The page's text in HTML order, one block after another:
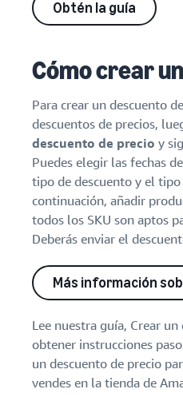
Obtén la guía
Cómo crear
Para crear un descuento
descuentos de precios,
descuento de precio y
Puedes elegir las fechas
tipo de descuento y el
continuación, añadir
todos los SKU son aptos
Deberás enviar el
Más información
Lee nuestra guía, Crear
obtener instrucciones
un descuento de precio
vendes en la tienda de